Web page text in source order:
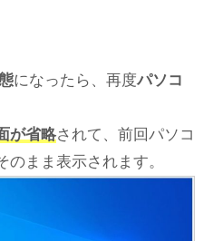
になったら、再度パソコ
が省略されて、前回パソコ
まま表示されます。